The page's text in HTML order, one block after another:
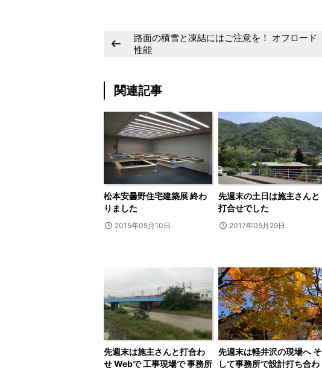
路面の積雪と凍結にはご注意を！ オフロード
性能
関連記事
松本安曇野住宅建築展 終わ
りました
2015年05月10日
先週末の土日は施主さんと
打合せでした
2017年05月29日
先週末は施主さんと打合わ
せ Webで 工事現場で 事務所
先週末は軽井沢の現場へ そ
して事務所で設計打ち合わ